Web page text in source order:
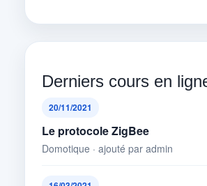
Derniers cours en
20/11/2021
Le protocole ZigBee
Domotique · ajouté par admin